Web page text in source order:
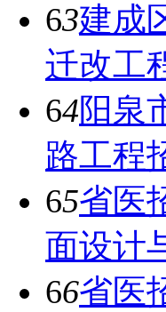
63建成
迁改工
64阳泉
路工程
65省医
面设计
66省医